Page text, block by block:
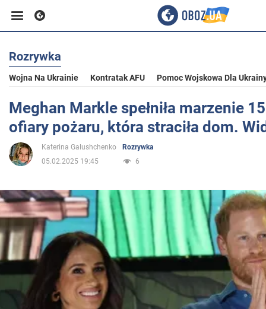
Biznes
Sport
Rozrywka
Polityka
Społeczeństwo
Wojna na Ukrainie
Rozrywka
Wojna Na Ukrainie Kontratak AFU Pomoc Wojskowa Dla
Meghan Markle spełniła marzenie
ofiary pożaru, która straciła dom.
Katerina Galushchenko
Rozrywka
05.02.2025 19:45
6